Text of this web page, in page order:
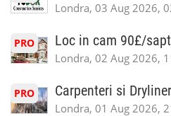
Londra, 03 Aug 2026,
PRO Loc in cam 90£/
Londra, 02 Aug 2026,
PRO Carpenteri si
Londra, 01 Aug 2026,